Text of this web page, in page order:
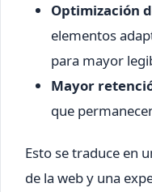
Optimización
elementos
para mayor
Mayor
que
Esto se traduce en
de la web y una